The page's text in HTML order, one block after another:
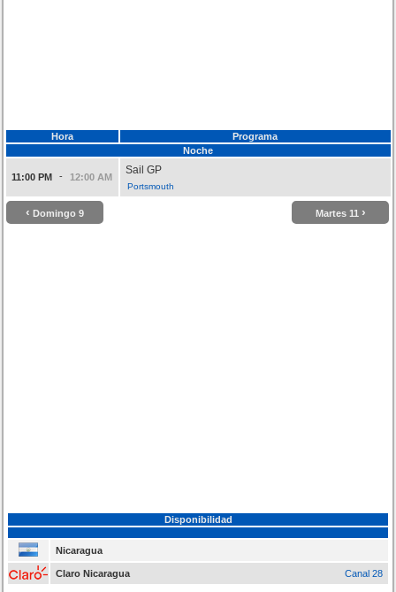
Hora
Programa
Noche
11:00 PM - 12:00 AM
Sail GP
Portsmouth
‹ Domingo 9 Martes 11 ›
Disponibilidad
Nicaragua
Claro Nicaragua Canal 28